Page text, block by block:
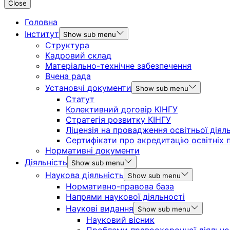
Close
Головна
Інститут
Show sub menu
Структура
Кадровий склад
Матеріально-технічне забезпечення
Вчена рада
Установчі документи
Show sub menu
Статут
Колективний договір КІНГУ
Стратегія розвитку КІНГУ
Ліцензія на провадження освітньої
Сертифікати про акредитацію освітніх
Нормативні документи
Діяльність
Show sub menu
Наукова діяльність Show sub menu
Нормативно-правова база
Напрями наукової діяльності
Наукові видання
Show sub menu
Науковий вісник